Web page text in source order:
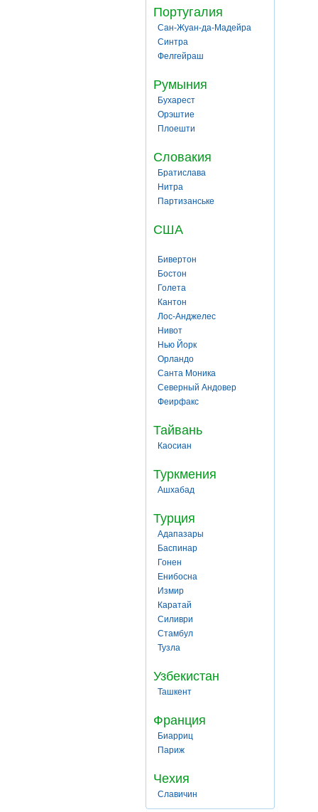
Португалия
Сан-Жуан-да-Мадейра
Синтра
Фелгейраш
Румыния
Бухарест
Орэштие
Плоешти
Словакия
Братислава
Нитра
Партизанське
США
Бивертон
Бостон
Голета
Кантон
Лос-Анджелес
Нивот
Нью Йорк
Орландо
Санта Моника
Северный Андовер
Феирфакс
Тайвань
Каосиан
Туркмения
Ашхабад
Турция
Адапазары
Баспинар
Гонен
Енибосна
Измир
Каратай
Силиври
Стамбул
Тузла
Узбекистан
Ташкент
Франция
Биарриц
Париж
Чехия
Славичин